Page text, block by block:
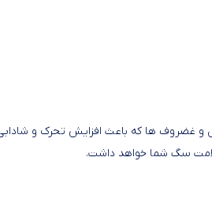
غضروف ها که باعث افزایش تحرک و
سگ شما خواهد داشت.